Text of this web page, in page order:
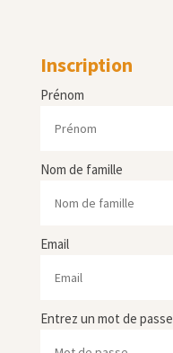
Inscription
Prénom
Nom de famille
Email
Entrez un mot de passe